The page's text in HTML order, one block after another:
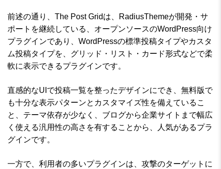
前述の通り、The Post Gridは、RadiusThemeが開発・サ
ポートを継続している、オープンソースのWordPress向け
プラグインであり、WordPressの標準投稿タイプやカスタ
ム投稿タイプを、グリッド・リスト・カード形式などで柔
軟に表示できるプラグインです。
直感的なUIで投稿一覧を整ったデザインにでき、無料版で
も十分な表示パターンとカスタマイズ性を備えているこ
と、テーマ依存が少なく、ブログから企業サイトまで幅広
く使える汎用性の高さを有することから、人気があるプラ
グインです。
一方で、利用者の多いプラグインは、攻撃のターゲットに